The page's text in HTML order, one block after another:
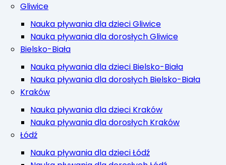
Gliwice
Nauka pływania dla dzieci Gliwice
Nauka pływania dla dorosłych Gliwice
Bielsko-Biała
Nauka pływania dla dzieci Bielsko-Biała
Nauka pływania dla dorosłych Bielsko-Biała
Kraków
Nauka pływania dla dzieci Kraków
Nauka pływania dla dorosłych Kraków
Łódź
Nauka pływania dla dzieci Łódź